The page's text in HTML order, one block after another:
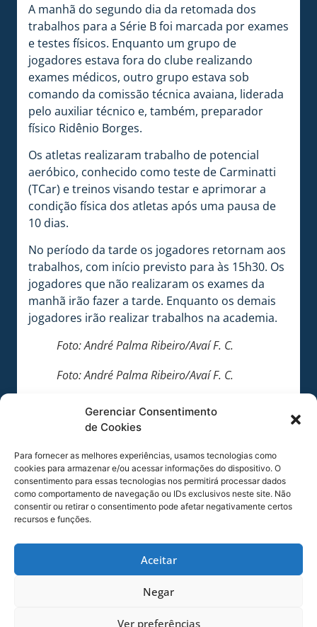
Gerenciar Consentimento
de Cookies
Para fornecer as melhores experiências, usamos tecnologias como
cookies para armazenar e/ou acessar informações do dispositivo. O
consentimento para essas tecnologias nos permitirá processar dados
como comportamento de navegação ou IDs exclusivos neste site. Não
consentir ou retirar o consentimento pode afetar negativamente certos
recursos e funções.
Aceitar
Negar
Ver preferências
A manhã do segundo dia da retomada dos
trabalhos para a Série B foi marcada por exames
e testes físicos. Enquanto um grupo de
jogadores estava fora do clube realizando
exames médicos, outro grupo estava sob
comando da comissão técnica avaiana, liderada
pelo auxiliar técnico e, também, preparador
físico Ridênio Borges.
Os atletas realizaram trabalho de potencial
aeróbico, conhecido como teste de Carminatti
(TCar) e treinos visando testar e aprimorar a
condição física dos atletas após uma pausa de
10 dias.
No período da tarde os jogadores retornam aos
trabalhos, com início previsto para às 15h30. Os
jogadores que não realizaram os exames da
manhã irão fazer a tarde. Enquanto os demais
jogadores irão realizar trabalhos na academia.
Foto: André Palma Ribeiro/Avaí F. C.
Foto: André Palma Ribeiro/Avaí F. C.
Foto: André Palma Ribeiro/Avaí F. C.
COMPARTILHE ESSA NOTÍCIA
MAIS NOTÍCIAS